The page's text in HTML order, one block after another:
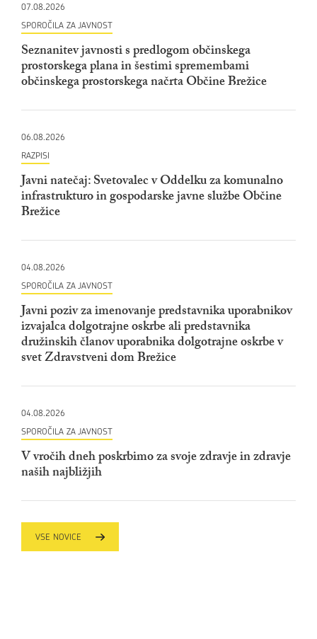
07.08.2026
SPOROČILA ZA JAVNOST
Seznanitev javnosti s predlogom občinskega
prostorskega plana in šestimi spremembami
občinskega prostorskega načrta Občine Brežice
06.08.2026
RAZPISI
Javni natečaj: Svetovalec v Oddelku za komunalno
infrastrukturo in gospodarske javne službe Občine
Brežice
04.08.2026
SPOROČILA ZA JAVNOST
Javni poziv za imenovanje predstavnika uporabnikov
izvajalca dolgotrajne oskrbe ali predstavnika
družinskih članov uporabnika dolgotrajne oskrbe v
svet Zdravstveni dom Brežice
04.08.2026
SPOROČILA ZA JAVNOST
V vročih dneh poskrbimo za svoje zdravje in zdravje
naših najbližjih
VSE NOVICE